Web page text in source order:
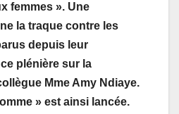
femmes ». Une
la traque contre les
depuis leur
plénière sur la
Mme Amy Ndiaye.
» est ainsi lancée.